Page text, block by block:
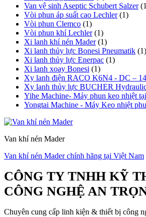
Van vệ sinh Aseptic Schubert Salzer
Vòi phun áp suất cao Lechler (1)
Vòi phun Clemco (1)
Vòi phun khí Lechler (1)
Xi lanh khí nén Mader (1)
Xi lanh thủy lực Bonesi Pneumatik (1)
Xi lanh thủy lực Enerpac (1)
Xi lanh xoay Bonesi (1)
Xy lanh điện RACO K6N4 - DC –
Xy lanh thủy lực BUCHER
Yihe Machine- Máy phun keo nhiệt
Yongtai Machine - Máy Keo nhiệt
Van khí nén Mader
Van khí nén Mader chính hãng tại Việt Nam
CÔNG TY TNHH KỸ
CÔNG NGHỆ AN
Chuyên cung cấp linh kiện & thiết bị công